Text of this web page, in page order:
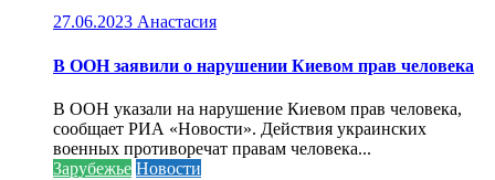
27.06.2023 Анастасия
В ООН заявили о нарушении Киевом прав человека
В ООН указали на нарушение Киевом прав человека,
сообщает РИА «Новости». Действия украинских
военных противоречат правам человека...
Зарубежье Новости